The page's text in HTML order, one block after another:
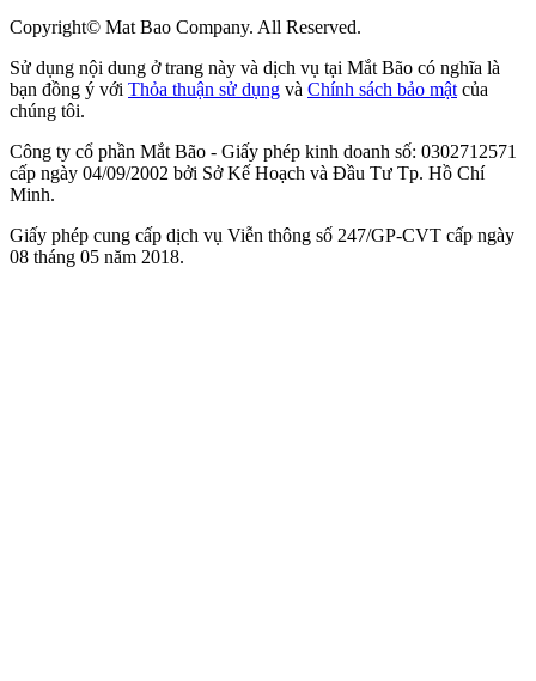
Copyright© Mat Bao Company. All Reserved.
Sử dụng nội dung ở trang này và dịch vụ tại Mắt Bão có nghĩa là
bạn đồng ý với Thỏa thuận sử dụng và Chính sách bảo mật của
chúng tôi.
Công ty cổ phần Mắt Bão - Giấy phép kinh doanh số: 0302712571
cấp ngày 04/09/2002 bởi Sở Kế Hoạch và Đầu Tư Tp. Hồ Chí
Minh.
Giấy phép cung cấp dịch vụ Viễn thông số 247/GP-CVT cấp ngày
08 tháng 05 năm 2018.